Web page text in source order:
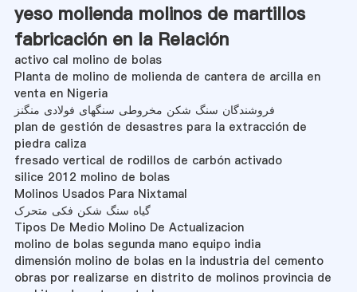
yeso molienda molinos de martillos
fabricación en la Relación
activo cal molino de bolas
Planta de molino de molienda de cantera de arcilla en
venta en Nigeria
فروشندگان سنگ شکن مخروطی سنگهای فولادی منگنز
plan de gestión de desastres para la extracción de
piedra caliza
fresado vertical de rodillos de carbón activado
silice 2012 molino de bolas
Molinos Usados Para Nixtamal
گیاه سنگ شکن فکی متحرک
Tipos De Medio Molino De Actualizacion
molino de bolas segunda mano equipo india
dimensión molino de bolas en la industria del cemento
obras por realizarse en distrito de molinos provincia de